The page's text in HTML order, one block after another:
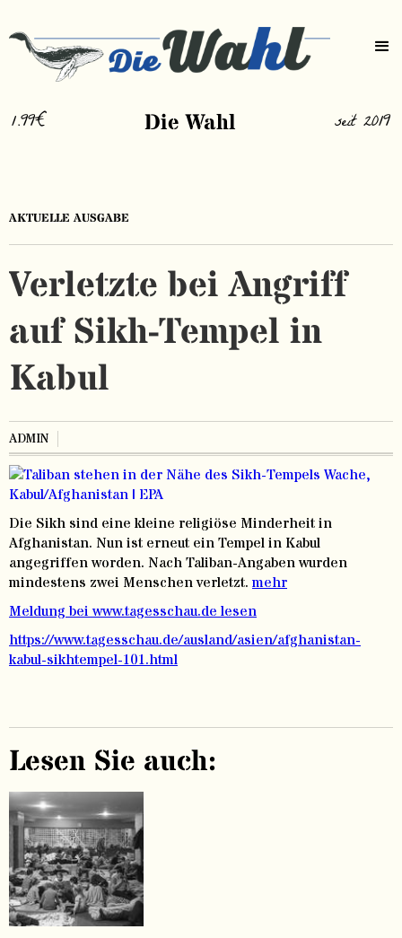
1.99€ Die Wahl seit 2019
AKTUELLE AUSGABE
Verletzte bei Angriff
auf Sikh-Tempel in
Kabul
ADMIN
Die Sikh sind eine kleine religiöse Minderheit in
Afghanistan. Nun ist erneut ein Tempel in Kabul
angegriffen worden. Nach Taliban-Angaben wurden
mindestens zwei Menschen verletzt. mehr
Meldung bei www.tagesschau.de lesen
https://www.tagesschau.de/ausland/asien/afghanistan-
kabul-sikhtempel-101.html
Lesen Sie auch: